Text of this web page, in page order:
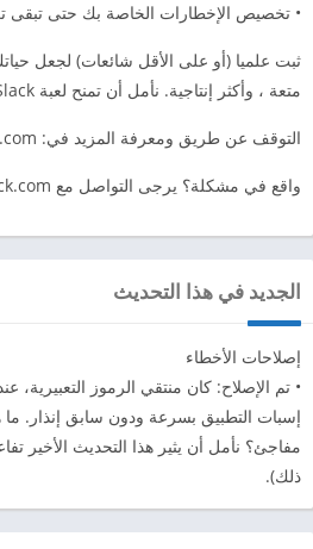
• تخصيص الإخطارات الخاصة بك حتى تبقى
ثبت علميا (أو على الأقل شائعات) لجعل
متعة ، وأكثر إنتاجية. نأمل أن تمنح لعبة Slack.
التوقف عن طريق ومعرفة المزيد في: https://slack.com/
واقع في مشكلة؟ يرجى التواصل مع
الجديد في هذا التحديث
إصلاحات الأخطاء
• تم الإصلاح: كان منتقي الرموز
إسبات التطبيق بسرعة ودون سابق إنذار.
مفاجئ؟ نأمل أن يثير هذا التحديث الأخير
ذلك).